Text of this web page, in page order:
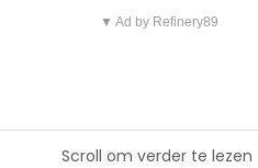
▼ Ad by Refinery89
Scroll om verder te lezen